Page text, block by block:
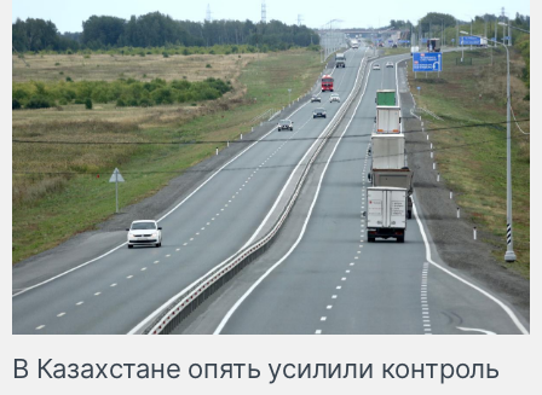
В Казахстане опять усилили контроль